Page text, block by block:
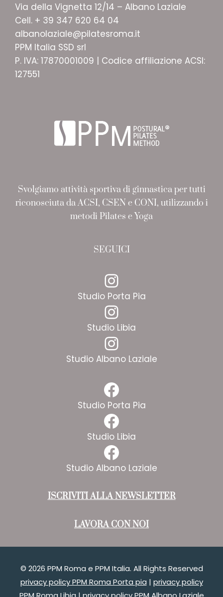
Via della Vignetta 12/14 – Albano Laziale
Cell. + 39 347 620 64 04
albanolaziale@pilatesroma.it
PPM Italia SSD srl
P. IVA: 17870001009 | Codice affiliazione ACSI:
127551
Svolgiamo attività sportiva di ginnastica per tutti
riconosciuta da ACSI, CSEN e CONI, utilizzando i
metodi Pilates e Yoga
SEGUICI
Instagram
Studio Porta Pia
Instagram
Studio Libia
Instagram
Studio Albano Laziale
Facebook
Studio Porta Pia
Facebook
Studio Libia
Facebook
Studio Albano Laziale
ISCRIVITI ALLA NEWSLETTER
LAVORA CON NOI
© 2026 PPM Roma e PPM Italia. All Rights Reserved
privacy policy PPM Roma Porta pia | privacy policy